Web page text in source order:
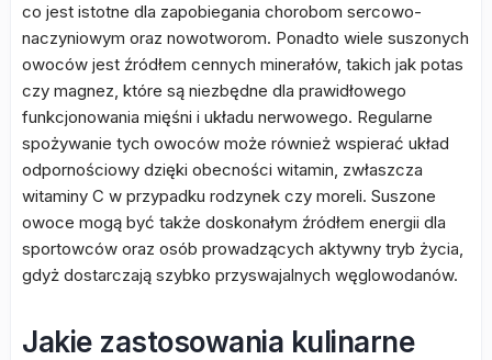
co jest istotne dla zapobiegania chorobom sercowo-
naczyniowym oraz nowotworom. Ponadto wiele suszonych
owoców jest źródłem cennych minerałów, takich jak potas
czy magnez, które są niezbędne dla prawidłowego
funkcjonowania mięśni i układu nerwowego. Regularne
spożywanie tych owoców może również wspierać układ
odpornościowy dzięki obecności witamin, zwłaszcza
witaminy C w przypadku rodzynek czy moreli. Suszone
owoce mogą być także doskonałym źródłem energii dla
sportowców oraz osób prowadzących aktywny tryb życia,
gdyż dostarczają szybko przyswajalnych węglowodanów.
Jakie zastosowania kulinarne